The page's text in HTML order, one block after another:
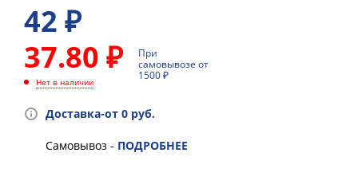
42 ₽
37.80 ₽
При
самовывозе от
1500 ₽
Нет в наличии
Доставка-от 0 руб.
Самовывоз - ПОДРОБНЕЕ